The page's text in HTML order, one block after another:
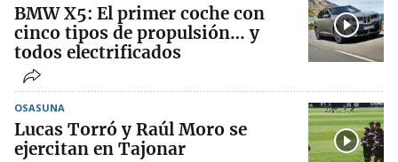
BMW X5: El primer coche con
cinco tipos de propulsión… y
todos electrificados
OSASUNA
Lucas Torró y Raúl Moro se
ejercitan en Tajonar